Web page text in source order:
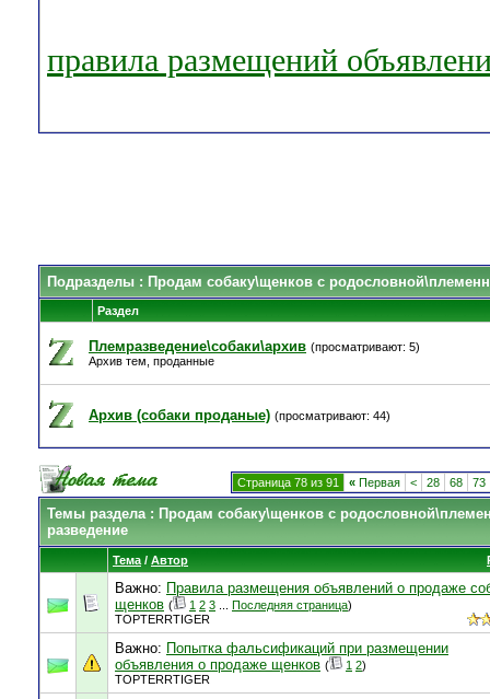
правила размещений
Подразделы : Продам собаку\щенков с
Раздел
Племразведение\собаки\архив (просматривают: 5)
Архив тем, проданные
Архив (собаки проданые) (просматривают: 44)
Страница 78 из 91 « Первая < 28 68 73
Темы раздела: Продам собаку\щенков с
разведение
Тема / Автор
Важно: Правила размещения объявлений о продаже
щенков ( 1 2 3 Последняя страница)
TOPTERRTIGER
Важно: Попытка фальсификаций при размещении
объявления о продаже щенков ( 1 2)
TOPTERRTIGER